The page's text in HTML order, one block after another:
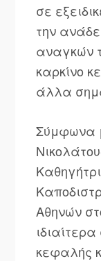
σε
την
αναγκών
καρκίνο
άλλα
Σύμφωνα
Αθηνών
κεφαλής